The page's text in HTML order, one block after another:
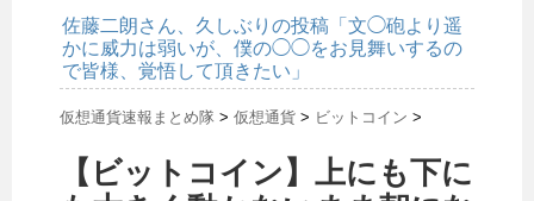
佐藤二朗さん、久しぶりの投稿「文◯砲より遥
かに威力は弱いが、僕の◯◯をお見舞いするの
で皆様、覚悟して頂きたい」
仮想通貨速報まとめ隊 > 仮想通貨 > ビットコイン >
【ビットコイン】上にも下に